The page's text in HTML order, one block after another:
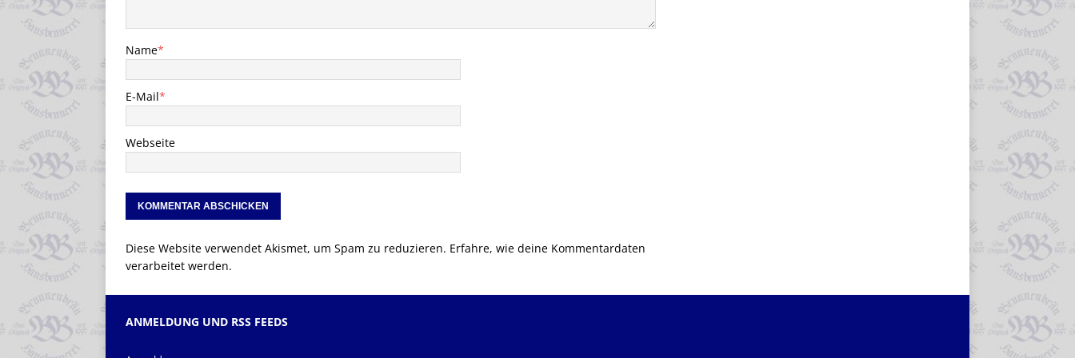
Name*
E-Mail*
Webseite
Diese Website verwendet Akismet, um Spam zu reduzieren. Erfahre, wie deine Kommentardaten
verarbeitet werden.
ANMELDUNG UND RSS FEEDS